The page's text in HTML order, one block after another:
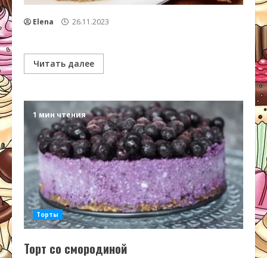
Elena 26.11.2023
Читать далее
1 мин чтения
Торты
Торт со смородиной